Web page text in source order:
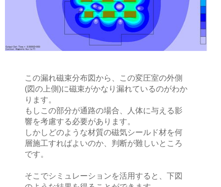
この漏れ磁束分布図から、この変圧室の外側
(図の上側)に磁束がかなり漏れているのがわか
ります。
もしこの部分が通路の場合、人体に与える影
響を考慮する必要があります。
しかしどのような材質の磁気シールド材を何
層施工すればよいのか、判断が難しいところ
です。
そこでシミュレーションを活用すると、下図